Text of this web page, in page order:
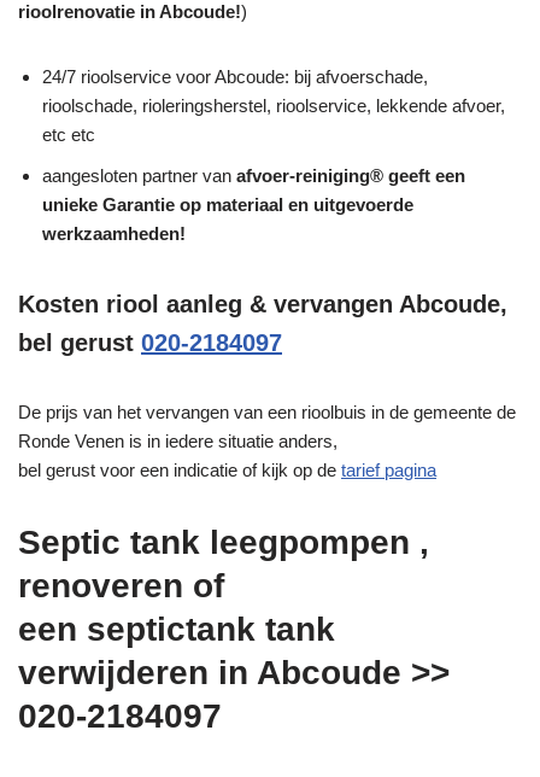
rioolrenovatie in Abcoude!)
24/7 rioolservice voor Abcoude: bij afvoerschade,
rioolschade, rioleringsherstel, rioolservice, lekkende afvoer,
etc etc
aangesloten partner van afvoer-reiniging® geeft een
unieke Garantie op materiaal en uitgevoerde
werkzaamheden!
Kosten riool aanleg & vervangen Abcoude,
bel gerust 020-2184097
De prijs van het vervangen van een rioolbuis in de gemeente de
Ronde Venen is in iedere situatie anders,
bel gerust voor een indicatie of kijk op de tarief pagina
Septic tank leegpompen ,
renoveren of
een septictank tank
verwijderen in Abcoude >>
020-2184097